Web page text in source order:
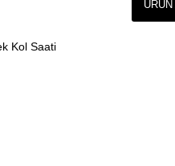
Kol Saati